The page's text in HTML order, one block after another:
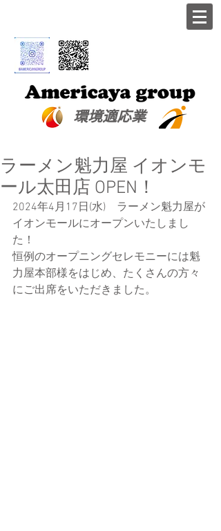
​環境適応業
ラーメン魁力屋 イオンモ
ール太田店 OPEN！
2024年4月17日(水)　ラーメン魁力屋が
イオンモールにオープンいたしまし
た！
恒例のオープニングセレモニーには魁
力屋本部様をはじめ、たくさんの方々
にご出席をいただきました。